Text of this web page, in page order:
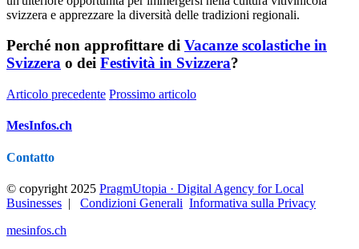
svizzera e apprezzare la diversità delle tradizioni regionali.
Perché non approfittare di Vacanze scolastiche in
Svizzera o dei Festività in Svizzera?
Articolo precedente Prossimo articolo
MesInfos.ch
Contatto
© copyright 2025 PragmUtopia · Digital Agency for Local
Businesses | Condizioni Generali Informativa sulla Privacy
mesinfos.ch